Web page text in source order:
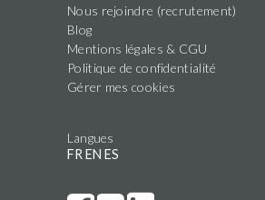
Nous rejoindre (recrutement)
Blog
Mentions légales & CGU
Politique de confidentialité
Gérer mes cookies
Langues
FR EN ES